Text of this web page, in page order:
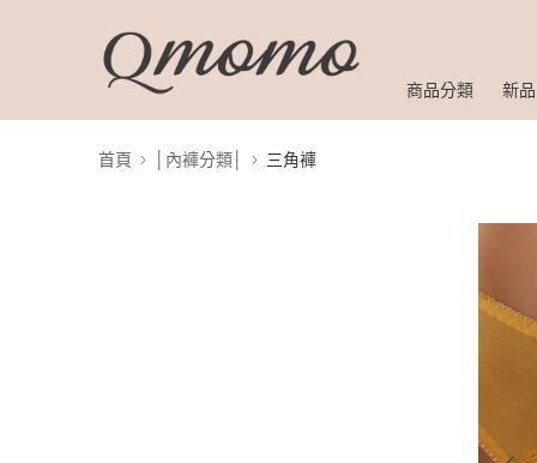
商品分類 新
首頁 │內褲分類│ 三角褲